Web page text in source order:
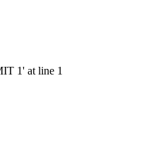
1' at line 1